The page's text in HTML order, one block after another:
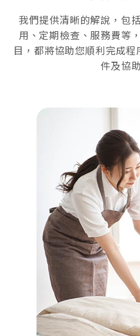
我們提供清晰的解說，包
用、定期檢查、服務費等
目，都將協助您順利完成
件及協